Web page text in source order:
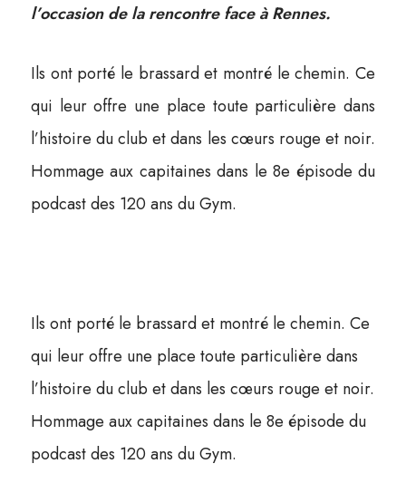
l’occasion de la rencontre face à Rennes.
Ils ont porté le brassard et montré le chemin. Ce
qui leur offre une place toute particulière dans
l’histoire du club et dans les cœurs rouge et noir.
Hommage aux capitaines dans le 8e épisode du
podcast des 120 ans du Gym.
Ils ont porté le brassard et montré le chemin. Ce
qui leur offre une place toute particulière dans
l’histoire du club et dans les cœurs rouge et noir.
Hommage aux capitaines dans le 8e épisode du
podcast des 120 ans du Gym.